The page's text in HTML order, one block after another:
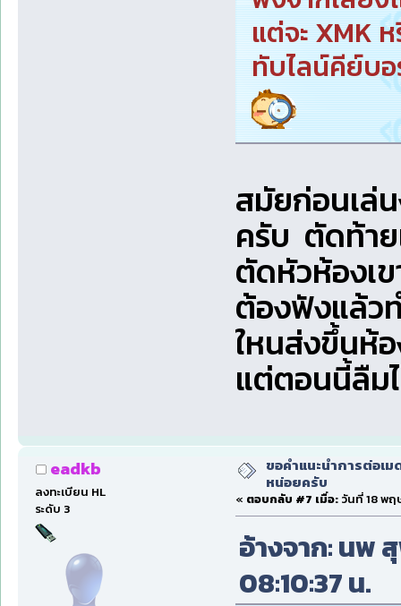
แต่จะ XMK
ทับไลน์คีย์บอ
สมัยก่อนเล่
ครับ ตัดท้าย
ตัดหัวห้องเ
ต้องฟังแล้ว
ใหนส่งขึ้นห้
แต่ตอนนี้ลื
eadkb
ลงทะเบียน HL
ระดับ 3
ขอคำแนะนำการต่อเ
หน่อยครับ
« ตอบกลับ #7 เมื่อ: วันที่ 18 พฤ
อ้างจาก: นพ
08:10:37 น.